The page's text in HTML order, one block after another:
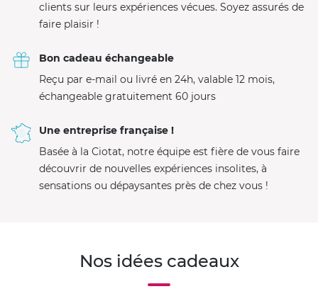
clients sur leurs expériences vécues. Soyez assurés de
faire plaisir !
Bon cadeau échangeable
Reçu par e-mail ou livré en 24h, valable 12 mois,
échangeable gratuitement 60 jours
Une entreprise française !
Basée à la Ciotat, notre équipe est fière de vous faire
découvrir de nouvelles expériences insolites, à
sensations ou dépaysantes près de chez vous !
Nos idées cadeaux